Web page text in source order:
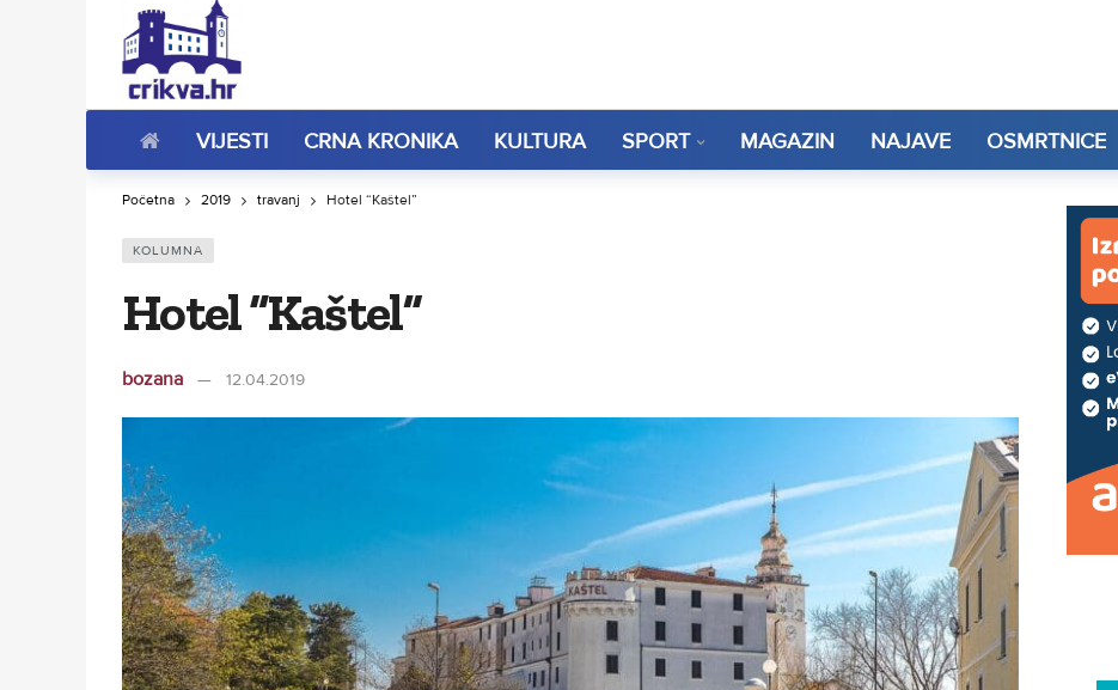
VIJESTI CRNA KRONIKA KULTURA SPORT MAGAZIN NAJAVE OSMRTNICE
Početna 2019 travanj Hotel “Kaštel”
KOLUMNA
Hotel “Kaštel”
bozana 12.04.2019